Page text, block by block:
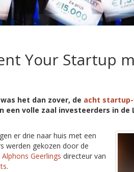
Your Startup
het dan zover, de acht
een volle zaal investeerders in
er drie naar huis met een
werden gekozen door de
Geerlings directeur van
.